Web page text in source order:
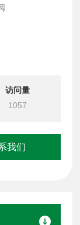
型
等液压元件
访问量
1057
我们